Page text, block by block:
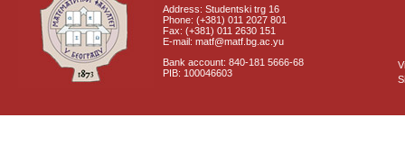
Address: Studentski trg 16
Phone: (+381) 011 2027 801
Fax: (+381) 011 2630 151
E-mail: matf@matf.bg.ac.yu
Bank account: 840-181 5666-68
PIB: 100046603